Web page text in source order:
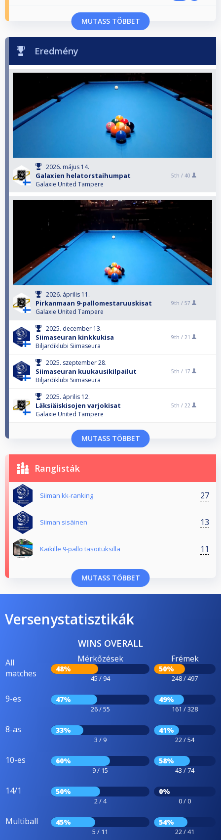
MUTASS TÖBBET
Eredmény
2026. május 14.
Galaxien helatorstaihumpat
Galaxie United Tampere
5th / 40
2026. április 11.
Pirkanmaan 9-pallomestaruuskisat
Galaxie United Tampere
9th / 57
2025. december 13.
Siimaseuran kinkkukisa
Biljardiklubi Siimaseura
9th / 21
2025. szeptember 28.
Siimaseuran kuukausikilpailut
Biljardiklubi Siimaseura
5th / 17
2025. április 12.
Läksiäiskisojen varjokisat
Galaxie United Tampere
5th / 22
MUTASS TÖBBET
Ranglisták
Siiman kk-ranking 27
Siiman sisäinen 13
Kaikille 9-pallo tasoituksilla 11
MUTASS TÖBBET
Versenystatisztikák
WINS OVERALL
All
matches
Mérkőzések
48%
45 / 94
Frémek
50%
248 / 497
9-es 47%
26 / 55
49%
161 / 328
8-as 33%
3 / 9
41%
22 / 54
10-es 60%
9 / 15
58%
43 / 74
14/1 50%
2 / 4
0%
0 / 0
Multiball 45%
5 / 11
54%
22 / 41